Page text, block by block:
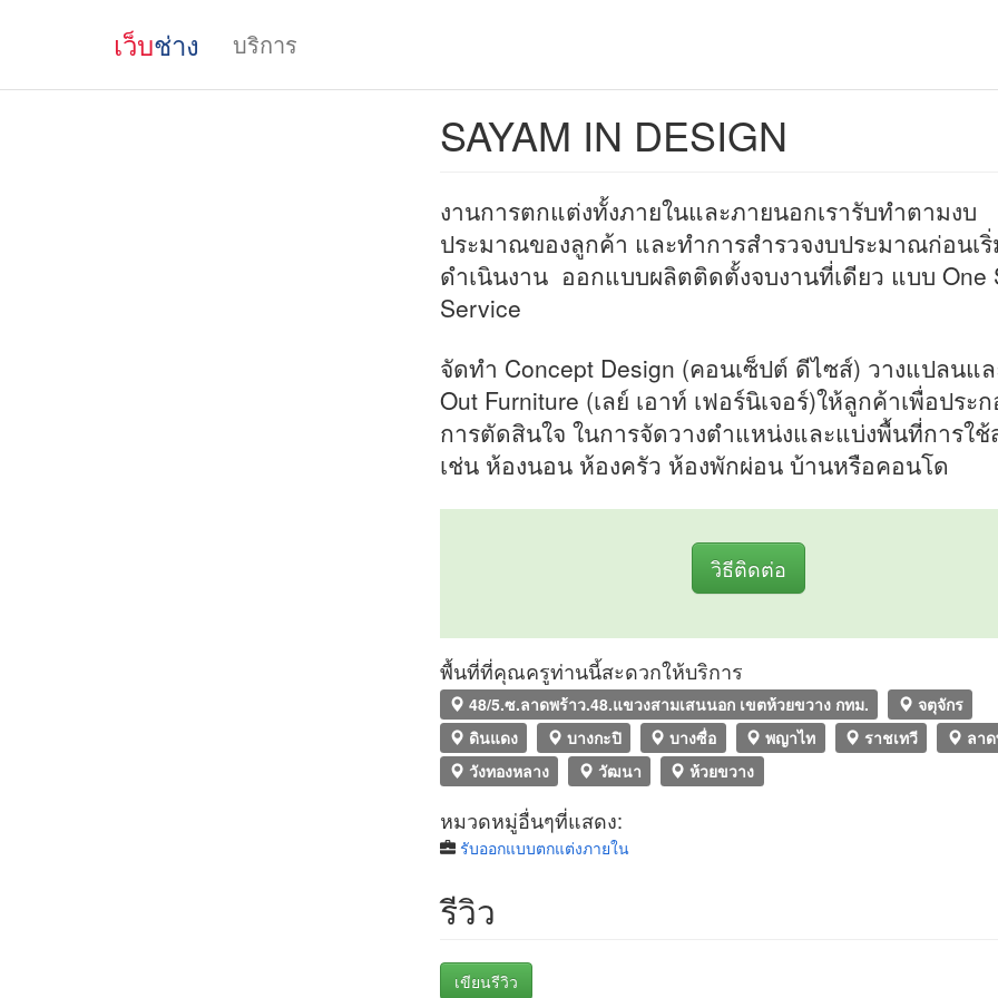
เว็บช่าง บริการ
SAYAM IN DESIGN
งานการตกแต่งทั้งภายในและภายนอกเรารับทำตามงบ
ประมาณของลูกค้า และทำการสำรวจงบประมาณก่อนเ
ดำเนินงาน ออกแบบผลิตติดตั้งจบงานที่เดียว แบบ One
Service
จัดทำ Concept Design (คอนเซ็ปต์ ดีไซส์) วางแปลนแ
Out Furniture (เลย์ เอาท์ เฟอร์นิเจอร์)ให้ลูกค้าเพื่อประ
การตัดสินใจ ในการจัดวางตำแหน่งและแบ่งพื้นที่การใช้
เช่น ห้องนอน ห้องครัว ห้องพักผ่อน บ้านหรือคอนโด
วิธีติดต่อ
พื้นที่ที่คุณครูท่านนี้สะดวกให้บริการ
48/5.ซ.ลาดพร้าว.48.แขวงสามเสนนอก เขตห้วยขวาง กทม.
จตุจักร
ดินแดง
บางกะปิ บางซื่อ พญาไท ราชเทวี
ลา
วังทองหลาง
วัฒนา ห้วยขวาง
หมวดหมู่อื่นๆที่แสดง:
รับออกแบบตกแต่งภายใน
รีวิว
เขียนรีวิว